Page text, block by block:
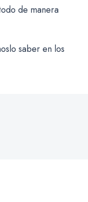
de manera
saber en los